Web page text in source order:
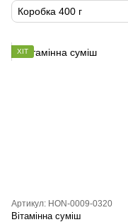
Коробка 400 г
ХІТ
Артикул: HON-0009-0320
Вітамінна суміш